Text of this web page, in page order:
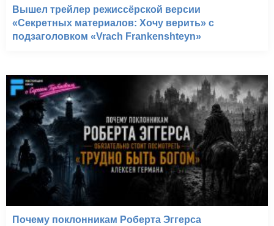
Вышел трейлер режиссёрской версии
«Секретных материалов: Хочу верить» с
подзаголовком «Vrach Frankenshteyn»
Почему поклонникам Роберта Эггерса